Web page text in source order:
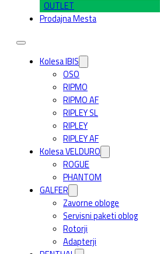
OUTLET
Prodajna Mesta
Kolesa IBIS
OSO
RIPMO
RIPMO AF
RIPLEY SL
RIPLEY
RIPLEY AF
Kolesa VELDURO
ROGUE
PHANTOM
GALFER
Zavorne obloge
Servisni paketi oblog
Rotorji
Adapterji